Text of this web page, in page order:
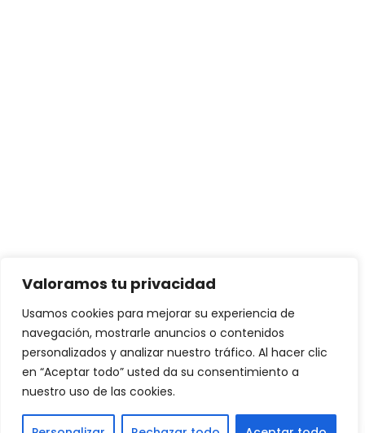
Valoramos tu privacidad
Usamos cookies para mejorar su experiencia de
navegación, mostrarle anuncios o contenidos
personalizados y analizar nuestro tráfico. Al hacer clic
en “Aceptar todo” usted da su consentimiento a
nuestro uso de las cookies.